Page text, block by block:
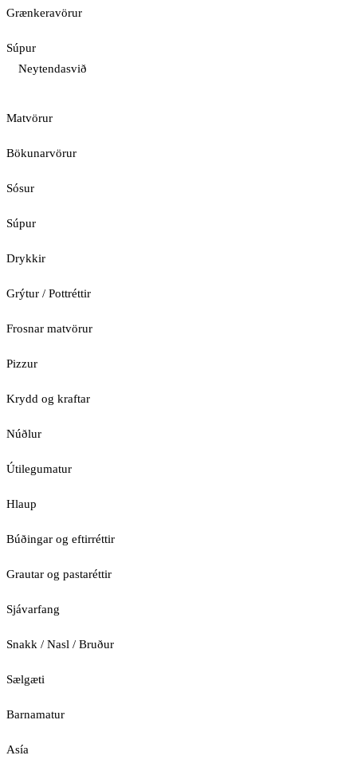
Grænkeravörur
Súpur
Neytendasvið
Matvörur
Bökunarvörur
Sósur
Súpur
Drykkir
Grýtur / Pottréttir
Frosnar matvörur
Pizzur
Krydd og kraftar
Núðlur
Útilegumatur
Hlaup
Búðingar og eftirréttir
Grautar og pastaréttir
Sjávarfang
Snakk / Nasl / Bruður
Sælgæti
Barnamatur
Asía